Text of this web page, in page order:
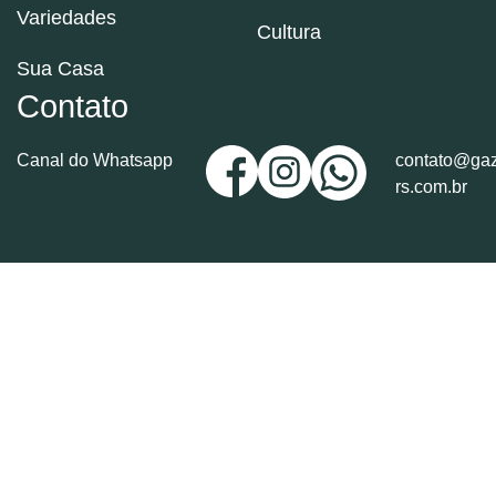
Variedades
Sua Casa
Cultura
Contato
Canal do Whatsapp
rs.com.br